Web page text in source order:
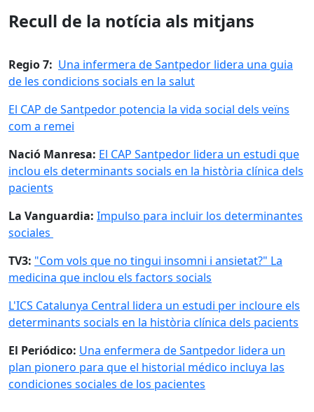
Recull de la notícia als mitjans
Regio 7: Una infermera de Santpedor lidera una guia
de les condicions socials en la salut
El CAP de Santpedor potencia la vida social dels veïns
com a remei
Nació Manresa: El CAP Santpedor lidera un estudi que
inclou els determinants socials en la història clínica dels
pacients
La Vanguardia: Impulso para incluir los determinantes
sociales
TV3: "Com vols que no tingui insomni i ansietat?" La
medicina que inclou els factors socials
L'ICS Catalunya Central lidera un estudi per incloure els
determinants socials en la història clínica dels pacients
El Periódico: Una enfermera de Santpedor lidera un
plan pionero para que el historial médico incluya las
condiciones sociales de los pacientes